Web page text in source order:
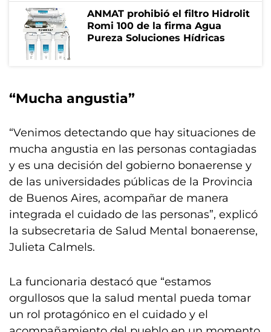
ANMAT prohibió el filtro Hidrolit
Romi 100 de la firma Agua
Pureza Soluciones Hídricas
“Mucha angustia”
“Venimos detectando que hay situaciones de
mucha angustia en las personas contagiadas
y es una decisión del gobierno bonaerense y
de las universidades públicas de la Provincia
de Buenos Aires, acompañar de manera
integrada el cuidado de las personas”, explicó
la subsecretaria de Salud Mental bonaerense,
Julieta Calmels.
La funcionaria destacó que “estamos
orgullosos que la salud mental pueda tomar
un rol protagónico en el cuidado y el